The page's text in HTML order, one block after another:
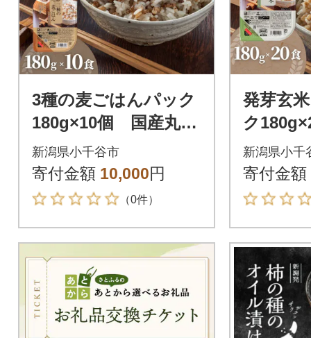
3種の麦ごはんパック
180g×10個 国産丸
麦・もち麦・はと麦使
用
新潟県小千谷市
寄付金額 10,000円
（0件）
発芽玄
ク
産コシ
新潟県小千
寄付金額